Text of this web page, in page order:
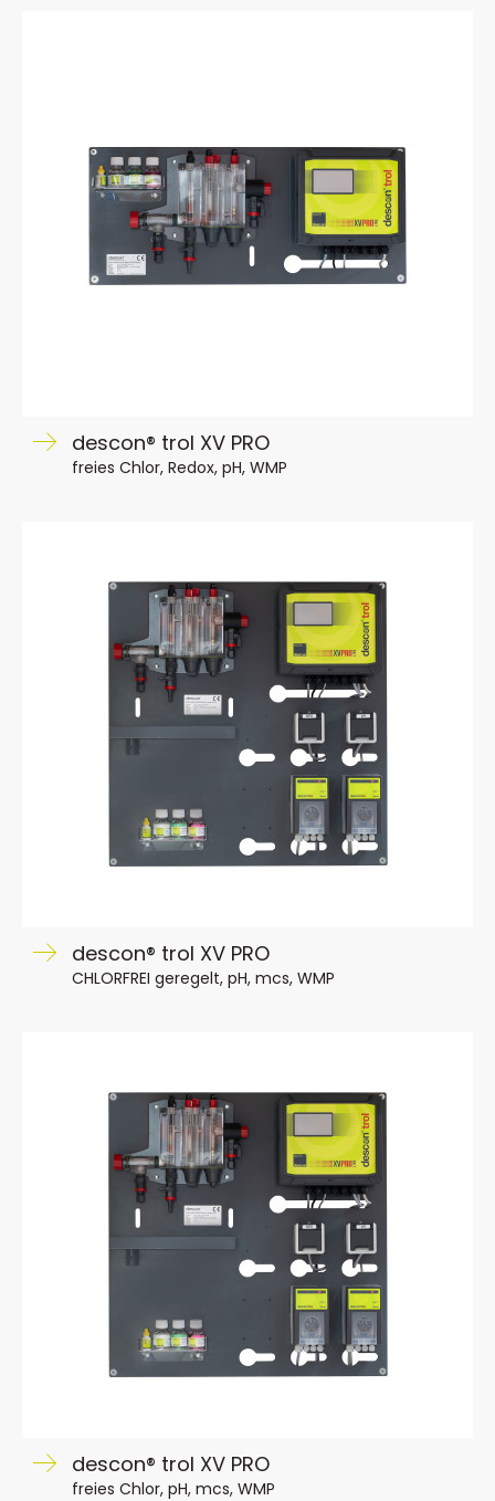
descon® trol XV PRO
freies Chlor, Redox, pH, WMP
descon® trol XV PRO
CHLORFREI geregelt, pH, mcs, WMP
descon® trol XV PRO
freies Chlor, pH, mcs, WMP